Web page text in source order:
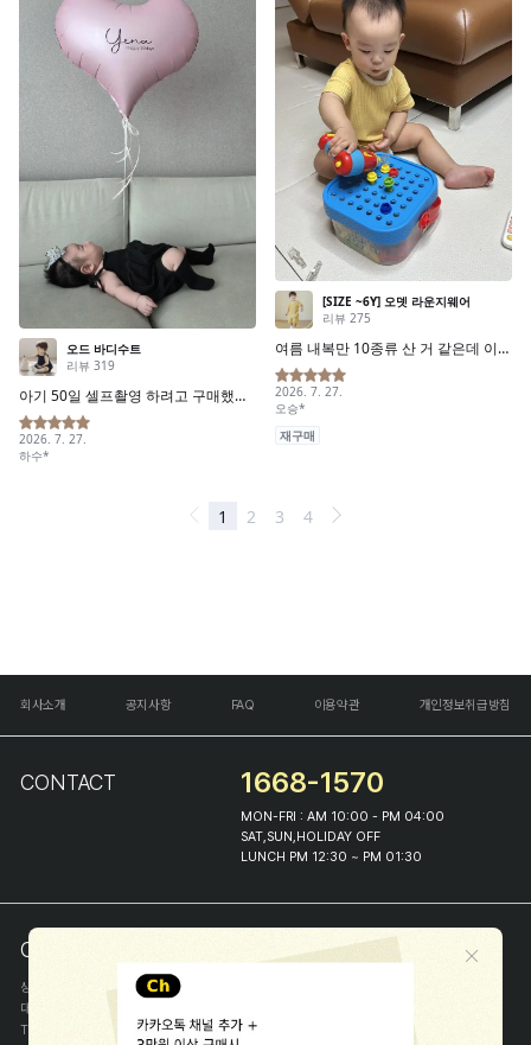
회사소개 공지사항 FAQ 이용약관 개인정보취급방침
CONTACT 1668-1570
MON-FRI : AM 10:00 - PM 04:00
SAT,SUN,HOLIDAY OFF
LUNCH PM 12:30 ~ PM 01:30
COMPANY INFO
상호
(주)해피프린스
대표
TEL
1668-1570